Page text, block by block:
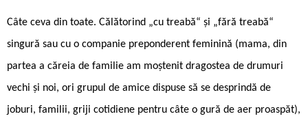
Câte ceva din toate. Călătorind „cu treabă“ și „fără treabă“
singură sau cu o companie preponderent feminină (mama, din
partea a căreia de familie am moștenit dragostea de drumuri
vechi și noi, ori grupul de amice dispuse să se desprindă de
joburi, familii, griji cotidiene pentru câte o gură de aer proaspăt),